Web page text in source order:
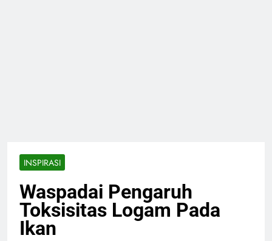
INSPIRASI
Waspadai Pengaruh
Toksisitas Logam Pada
Ikan